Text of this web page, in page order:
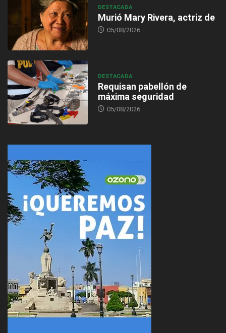
DESTACADA
Murió Mary Rivera, actriz de
05/08/2026
DESTACADA
Requisan pabellón de
máxima seguridad
05/08/2026